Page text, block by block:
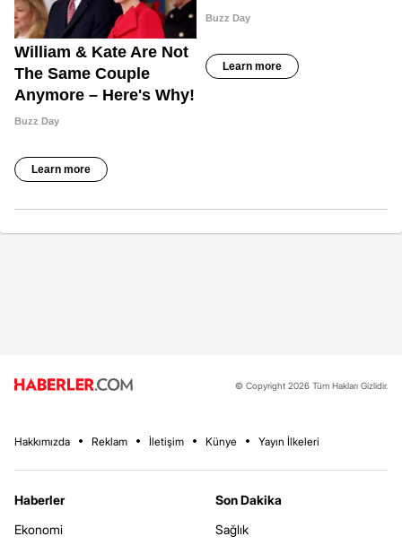
© Copyright 2026 Tüm Hakları Gizlidir.
Hakkımızda Reklam İletişim Künye Yayın İlkeleri
Haberler
Ekonomi
Son Dakika
Sağlık